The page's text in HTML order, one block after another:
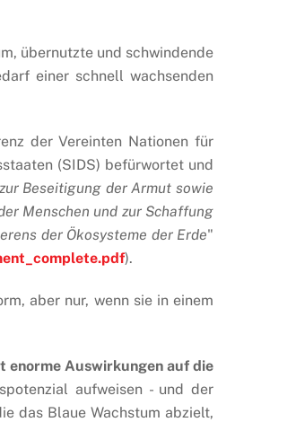
übernutzte und schwindende
einer schnell wachsenden
der Vereinten Nationen für
(SIDS) befürwortet und
Beseitigung der Armut sowie
Menschen und zur Schaffung
der Ökosysteme der Erde"
).
aber nur, wenn sie in einem
enorme Auswirkungen auf die
aufweisen - und der
das Blaue Wachstum abzielt,